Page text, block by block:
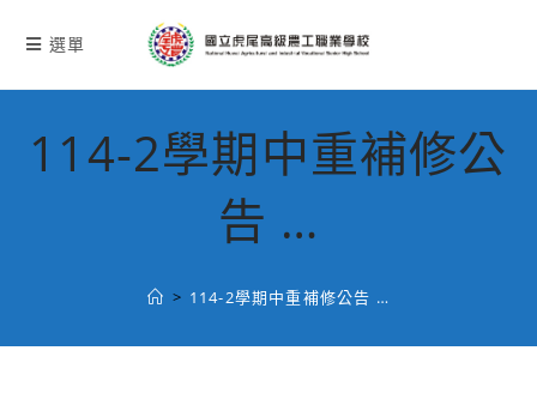
選單
114-2學期中重補修公
告 …
> 114-2學期中重補修公告 …